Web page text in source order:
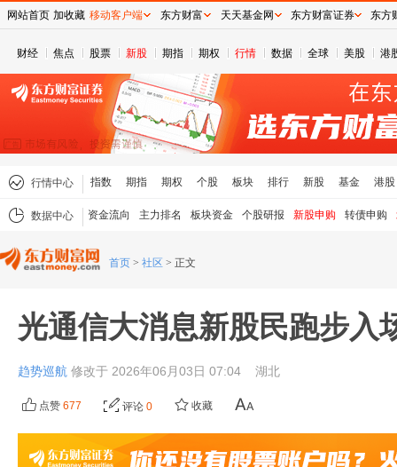
财经 焦点 股票 新股 期指 期权 行情 数据 全球 美股 港
行情中心 指数 期指 期权 个股 板块 排行 新股 基金 港股
数据中心 资金流向 主力排名 板块资金 个股研报 新股申购 转债申购
首页 > 社区 > 正文
光通信大消息新股民跑步入
趋势巡航 修改于 2026年06月03日 07:04 湖北
点赞 677 评论 0 收藏
网站首页 加收藏 移动客户端 东方财富 天天基金网 东方财富证券 东方